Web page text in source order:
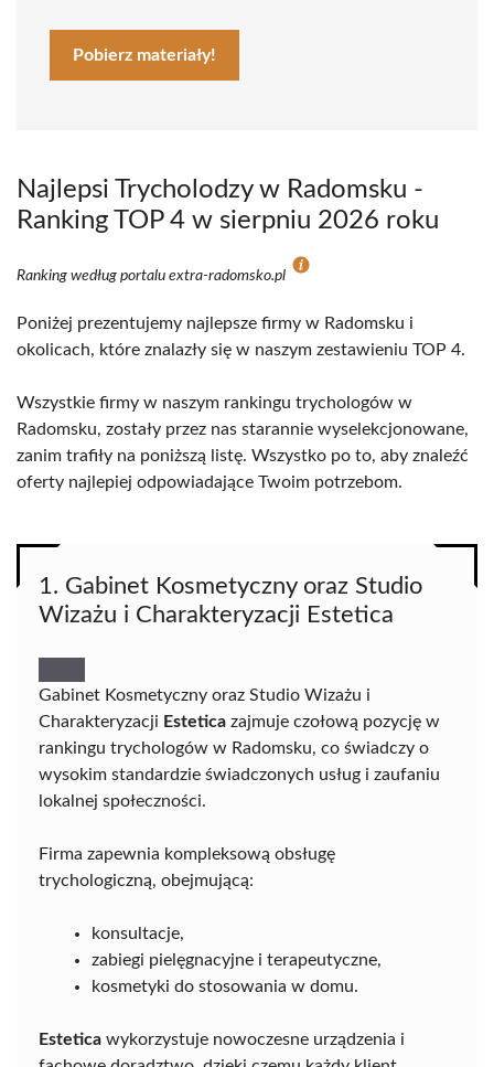
Pobierz materiały!
Najlepsi Trycholodzy w Radomsku -
Ranking TOP 4 w sierpniu 2026 roku
Ranking według portalu extra-radomsko.pl
Poniżej prezentujemy najlepsze firmy w Radomsku i
okolicach, które znalazły się w naszym zestawieniu TOP 4.
Wszystkie firmy w naszym rankingu trychologów w
Radomsku, zostały przez nas starannie wyselekcjonowane,
zanim trafiły na poniższą listę. Wszystko po to, aby znaleźć
oferty najlepiej odpowiadające Twoim potrzebom.
1. Gabinet Kosmetyczny oraz Studio
Wizażu i Charakteryzacji Estetica
Gabinet Kosmetyczny oraz Studio Wizażu i
Charakteryzacji Estetica zajmuje czołową pozycję w
rankingu trychologów w Radomsku, co świadczy o
wysokim standardzie świadczonych usług i zaufaniu
lokalnej społeczności.
Firma zapewnia kompleksową obsługę
trychologiczną, obejmującą:
konsultacje,
zabiegi pielęgnacyjne i terapeutyczne,
kosmetyki do stosowania w domu.
Estetica wykorzystuje nowoczesne urządzenia i